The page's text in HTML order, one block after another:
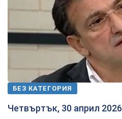
БЕЗ КАТЕГОРИЯ
Четвъртък, 30 април 2026